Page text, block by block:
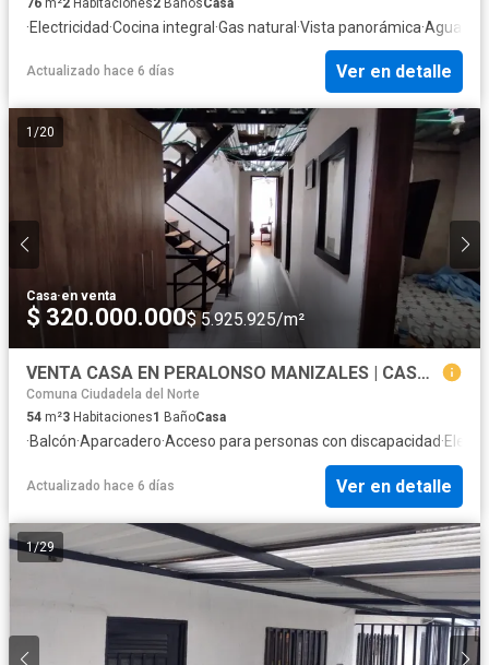
·Electricidad·Cocina integral·Gas natural·Vista panorámica·Agua
Actualizado hace 6 días Ver en detalle
1 /20
Casa·en venta
$ 320.000.000$ 5.925.925/m²
VENTA CASA EN PERALONSO MANIZALES | CASA BARATA EN VENTA
Comuna Ciudadela del Norte
54 m²3 Habitaciones1 BañoCasa
·Balcón·Aparcadero·Acceso para personas con discapacidad·
Actualizado hace 6 días Ver en detalle
1/29